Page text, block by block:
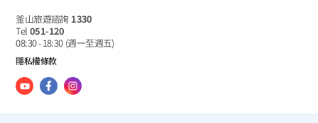
釜山旅遊諮詢 1330
Tel 051-120
08:30 - 18:30 (週一至週五)
隱私權條款